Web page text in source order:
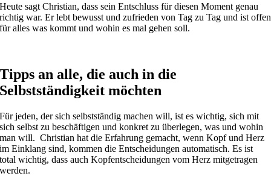
Heute sagt Christian, dass sein Entschluss für diesen Moment genau
richtig war. Er lebt bewusst und zufrieden von Tag zu Tag und ist offen
für alles was kommt und wohin es mal gehen soll.
Tipps an alle, die auch in die
Selbstständigkeit möchten
Für jeden, der sich selbstständig machen will, ist es wichtig, sich mit
sich selbst zu beschäftigen und konkret zu überlegen, was und wohin
man will. Christian hat die Erfahrung gemacht, wenn Kopf und Herz
im Einklang sind, kommen die Entscheidungen automatisch. Es ist
total wichtig, dass auch Kopfentscheidungen vom Herz mitgetragen
werden.